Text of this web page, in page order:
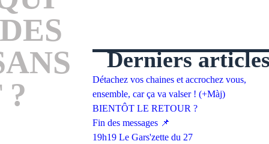
Derniers
Détachez vos chaines et accrochez vous,
ensemble, car ça va valser ! (+Màj)
BIENTÔT LE RETOUR ?
Fin des messages 📌
19h19 Le Gars'zette du 27